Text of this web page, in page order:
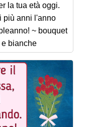
la tua età oggi.
più anni l'anno
~ bouquet
bianche